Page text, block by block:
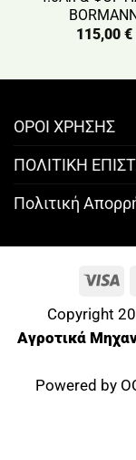
115,00 €
ΟΡΟΙ ΧΡΗΣΗΣ
ΠΟΛΙΤΙΚΗ
Πολιτική
Copyright
Αγροτικά
Powered by